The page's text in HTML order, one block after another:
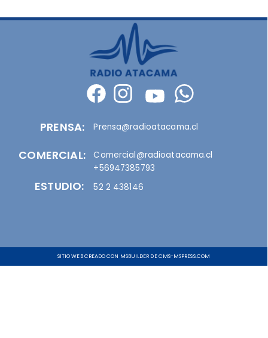
SITIO WEB CREADO CON MSBUILDER DE CMS-MSPRESS.COM
PRENSA:
COMERCIAL:
Prensa@radioatacama.cl
Comercial@radioatacama.cl
+56947385793
ESTUDIO: 52 2 438146